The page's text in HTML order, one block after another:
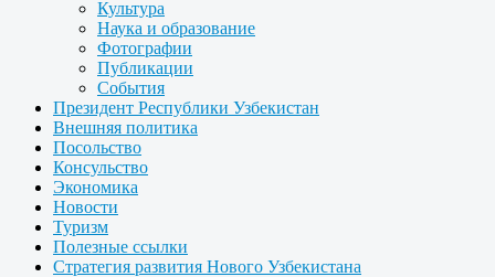
Культура
Наука и образование
Фотографии
Публикации
События
Президент Республики Узбекистан
Внешняя политика
Посольство
Консульство
Экономика
Новости
Туризм
Полезные ссылки
Стратегия развития Нового Узбекистана